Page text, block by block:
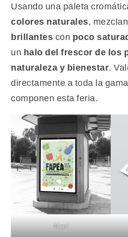
Usando una paleta
colores naturales,
brillantes con poco
un halo del frescor de los
naturaleza y bienestar.
directamente a toda la
componen esta feria.
Mupi